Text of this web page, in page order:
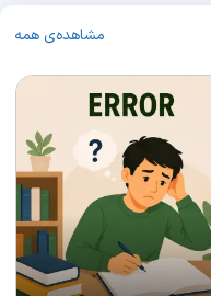
مشاهده‌ی همه